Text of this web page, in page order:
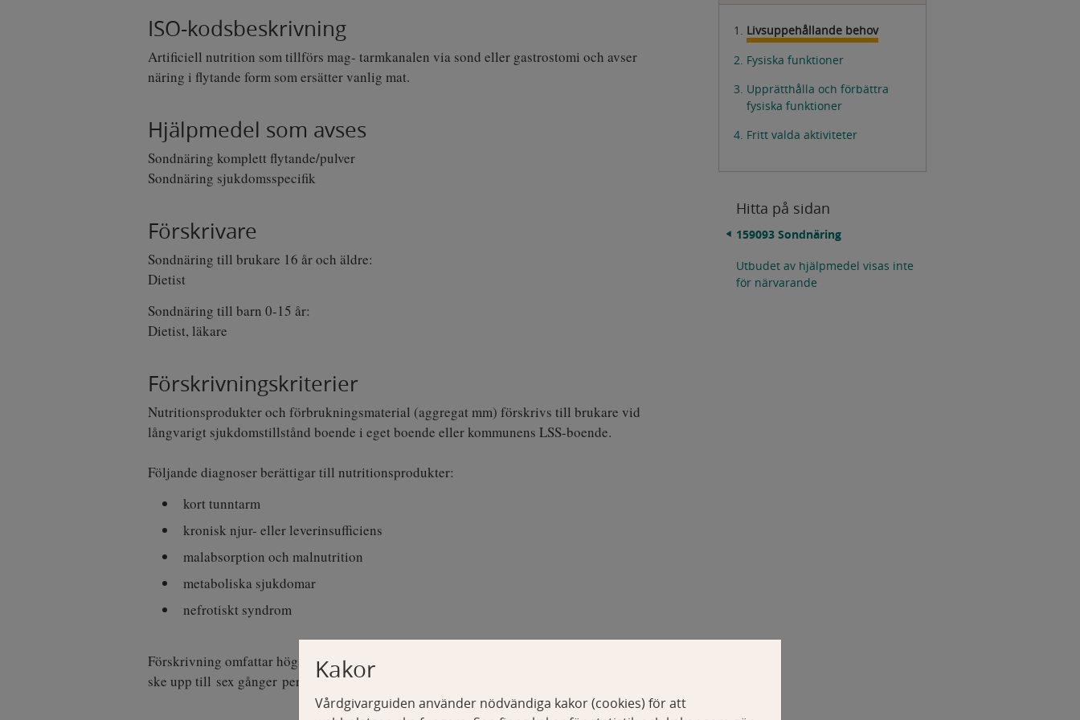
Kakor
Vårdgivarguiden använder nödvändiga kakor (cookies) för att
ISO-kodsbeskrivning
Artificiell nutrition som tillförs mag- tarmkanalen via sond eller gastrostomi och avser
näring i flytande form som ersätter vanlig mat.
Hjälpmedel som avses
Sondnäring komplett flytande/pulver
Sondnäring sjukdomsspecifik
Förskrivare
Sondnäring till brukare 16 år och äldre:
Dietist
Sondnäring till barn 0-15 år:
Dietist, läkare
Förskrivningskriterier
Nutritionsprodukter och förbrukningsmaterial (aggregat mm) förskrivs till brukare vid
långvarigt sjukdomstillstånd boende i eget boende eller kommunens LSS-boende.
Följande diagnoser berättigar till nutritionsprodukter:
kort tunntarm
kronisk njur- eller leverinsufficiens
malabsorption och malnutrition
metaboliska sjukdomar
nefrotiskt syndrom
Förskrivning omfattar högst sex månader. Förskrivningen avser en månads behov, uttag kan
ske upp till sex gånger per sex månader.
Livsuppehållande behov
Fysiska funktioner
Upprätthålla och förbättra
fysiska funktioner
Fritt valda aktiviteter
Hitta på sidan
159093 Sondnäring
Utbudet av hjälpmedel visas inte
för närvarande